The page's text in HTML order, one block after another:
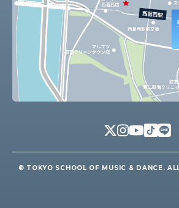
© TOKYO SCHOOL OF MUSIC & DANCE.